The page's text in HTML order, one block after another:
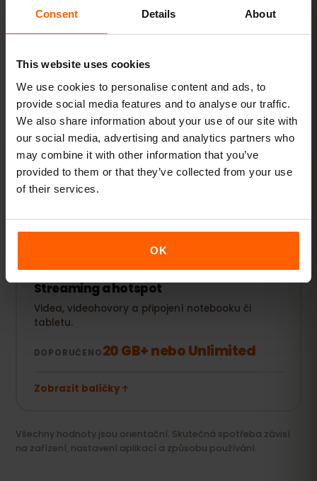
Consent Details About
This website uses cookies
We use cookies to personalise content and ads, to
provide social media features and to analyse our traffic.
We also share information about your use of our site with
our social media, advertising and analytics partners who
may combine it with other information that you’ve
provided to them or that they’ve collected from your use
of their services.
OK
Zobrazit balíčky
OBLÍBENÉ
Každodenní uživatel
Navíc sociální sítě, streamování hudby a sdílení
fotek.
DOPORUČENO
Streaming a hotspot
Videa, videohovory a připojení notebooku či
tabletu.
DOPORUČENO20 GB+ nebo Unlimited
Zobrazit balíčky
Všechny hodnoty jsou orientační. Skutečná spotřeba závisí
na zařízení, nastavení aplikací a způsobu používání.